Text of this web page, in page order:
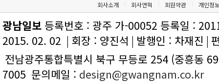
회사소개 회사연혁 회원약관 개인정
광남일보 등록번호 : 광주 가-00052 등록일 :
2015. 02. 02 | 회장 : 양진석 | 발행인 : 차재진 |
전남광주통합특별시 북구 무등로 254 (중흥동
7005 문의메일 : design@gwangnam.co.kr